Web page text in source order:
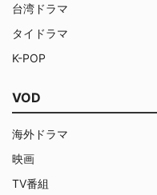
台湾ドラマ
タイドラマ
K-POP
VOD
海外ドラマ
映画
TV番組